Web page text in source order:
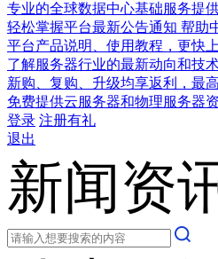
专业的全球数据中心基础服务提
轻松掌握平台最新公告通知 帮助
平台产品说明、使用教程，更快
了解服务器行业的最新动向和技
新购、复购、升级均享返利，最
免费提供云服务器和物理服务器
登录 注册有礼
退出
新闻资